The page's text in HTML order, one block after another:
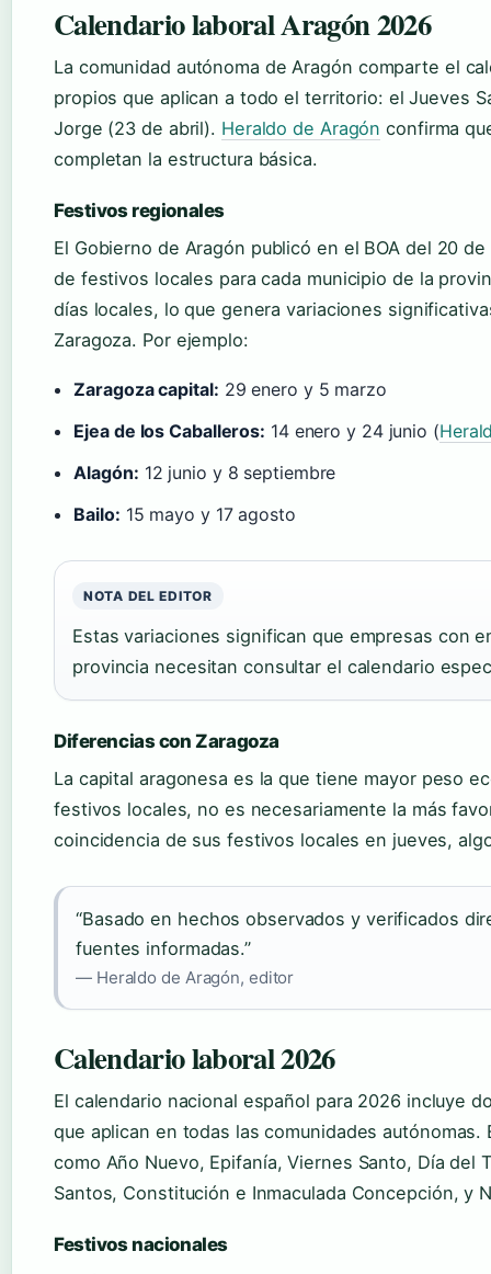
Calendario laboral Aragón 2026
La comunidad autónoma de Aragón comparte el
propios que aplican a todo el territorio: el Jueves
Jorge (23 de abril). Heraldo de Aragón confirma
completan la estructura básica.
Festivos regionales
El Gobierno de Aragón publicó en el BOA del 20
de festivos locales para cada municipio de la
días locales, lo que genera variaciones
Zaragoza. Por ejemplo:
Zaragoza capital: 29 enero y 5 marzo
Ejea de los Caballeros: 14 enero y 24 junio (
Alagón: 12 junio y 8 septiembre
Bailo: 15 mayo y 17 agosto
NOTA DEL EDITOR
Estas variaciones significan que empresas con
provincia necesitan consultar el calendario
Diferencias con Zaragoza
La capital aragonesa es la que tiene mayor peso
festivos locales, no es necesariamente la más
coincidencia de sus festivos locales en jueves,
“Basado en hechos observados y verificados
fuentes informadas.”
— Heraldo de Aragón, editor
Calendario laboral 2026
El calendario nacional español para 2026 incluye
que aplican en todas las comunidades autónomas.
como Año Nuevo, Epifanía, Viernes Santo, Día del
Santos, Constitución e Inmaculada Concepción, y
Festivos nacionales